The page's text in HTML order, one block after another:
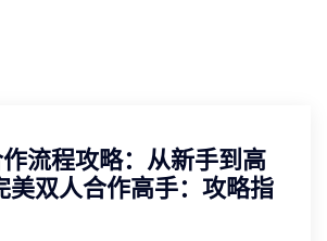
流程攻略：从新手到高
美双人合作高手：攻略指